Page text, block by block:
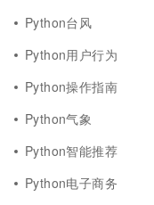
Python台风
Python用户行为
Python操作指南
Python气象
Python智能推荐
Python电子商务